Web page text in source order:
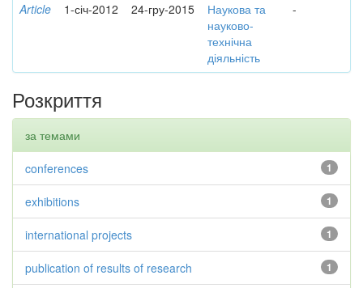
Article 1-січ-2012 24-гру-2015
Наукова та
науково-
технічна
діяльність
-
Розкриття
за темами
1
conferences
1
exhibitions
1
international projects
1
publication of results of research